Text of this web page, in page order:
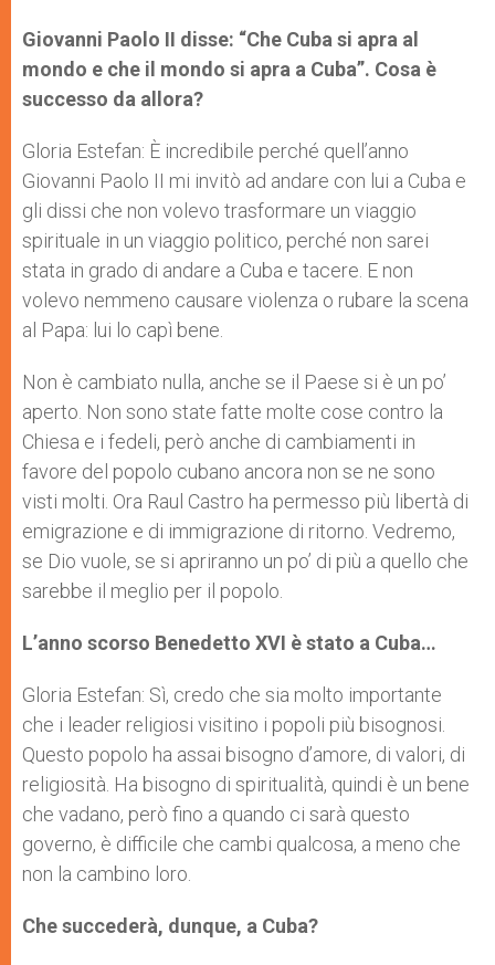
Giovanni Paolo II disse: “Che Cuba si apra al
mondo e che il mondo si apra a Cuba”. Cosa è
successo da allora?
Gloria Estefan: È incredibile perché quell’anno
Giovanni Paolo II mi invitò ad andare con lui a Cuba e
gli dissi che non volevo trasformare un viaggio
spirituale in un viaggio politico, perché non sarei
stata in grado di andare a Cuba e tacere. E non
volevo nemmeno causare violenza o rubare la scena
al Papa: lui lo capì bene.
Non è cambiato nulla, anche se il Paese si è un po’
aperto. Non sono state fatte molte cose contro la
Chiesa e i fedeli, però anche di cambiamenti in
favore del popolo cubano ancora non se ne sono
visti molti. Ora Raul Castro ha permesso più libertà di
emigrazione e di immigrazione di ritorno. Vedremo,
se Dio vuole, se si apriranno un po’ di più a quello che
sarebbe il meglio per il popolo.
L’anno scorso Benedetto XVI è stato a Cuba…
Gloria Estefan: Sì, credo che sia molto importante
che i leader religiosi visitino i popoli più bisognosi.
Questo popolo ha assai bisogno d’amore, di valori, di
religiosità. Ha bisogno di spiritualità, quindi è un bene
che vadano, però fino a quando ci sarà questo
governo, è difficile che cambi qualcosa, a meno che
non la cambino loro.
Che succederà, dunque, a Cuba?